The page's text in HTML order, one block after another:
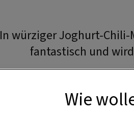
In würziger Joghurt-
fantastisch und
Wie